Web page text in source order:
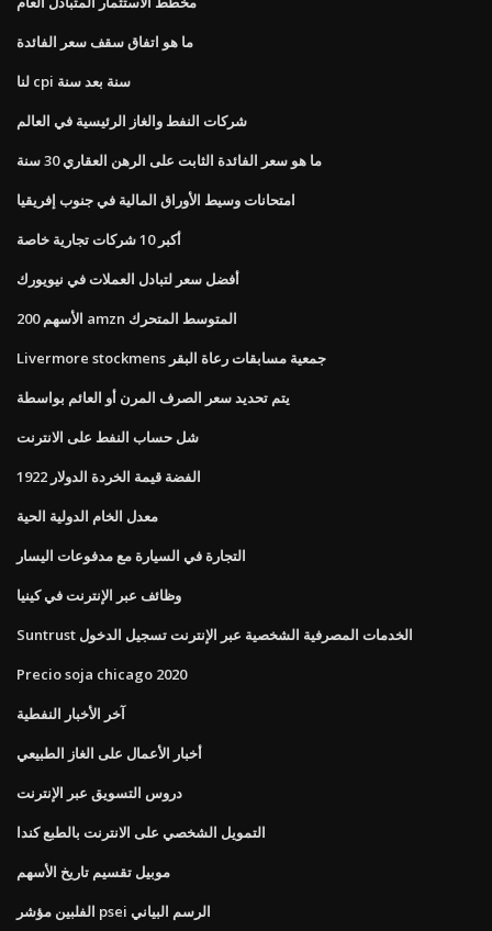
ما هو اتفاق سقف سعر الفائدة
لنا cpi سنة بعد سنة
شركات النفط والغاز الرئيسية في العالم
ما هو سعر الفائدة الثابت على الرهن العقاري 30 سنة
امتحانات وسيط الأوراق المالية في جنوب إفريقيا
أكبر 10 شركات تجارية خاصة
أفضل سعر لتبادل العملات في نيويورك
الأسهم 200 amzn المتوسط ​​المتحرك
Livermore stockmens جمعية مسابقات رعاة البقر
يتم تحديد سعر الصرف المرن أو العائم بواسطة
شل حساب النفط على الانترنت
1922 الفضة قيمة الخردة الدولار
معدل الخام الدولية الحية
التجارة في السيارة مع مدفوعات اليسار
وظائف عبر الإنترنت في كينيا
Suntrust الخدمات المصرفية الشخصية عبر الإنترنت تسجيل الدخول
Precio soja chicago 2020
آخر الأخبار النفطية
أخبار الأعمال على الغاز الطبيعي
دروس التسويق عبر الإنترنت
التمويل الشخصي على الانترنت بالطبع كندا
موبيل تقسيم تاريخ الأسهم
الفلبين مؤشر psei الرسم البياني